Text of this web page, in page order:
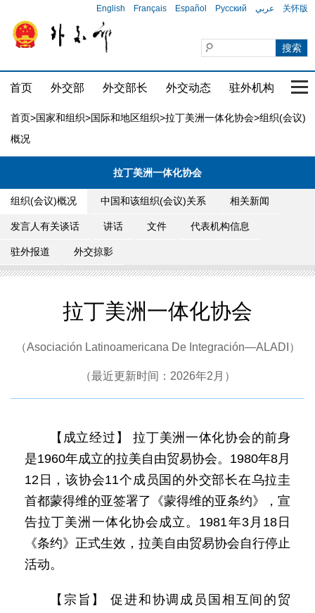
English Français Español Русский عربي 关怀版
首页 外交部 外交部长 外交动态 驻外机构 国
首页>国家和组织>国际和地区组织>拉丁美洲一体化协会>组织(会议)
概况
拉丁美洲一体化协会
组织(会议)概况 中国和该组织(会议)关系 相关新闻
发言人有关谈话 讲话 文件 代表机构信息
驻外报道 外交掠影
拉丁美洲一体化协会
（Asociación Latinoamericana De Integración—ALADI）
（最近更新时间：2026年2月）
【成立经过】 拉丁美洲一体化协会的前身
是1960年成立的拉美自由贸易协会。1980年8月
12日，该协会11个成员国的外交部长在乌拉圭
首都蒙得维的亚签署了《蒙得维的亚条约》，宣
告拉丁美洲一体化协会成立。1981年3月18日
《条约》正式生效，拉美自由贸易协会自行停止
活动。
【宗旨】 促进和协调成员国相互间的贸